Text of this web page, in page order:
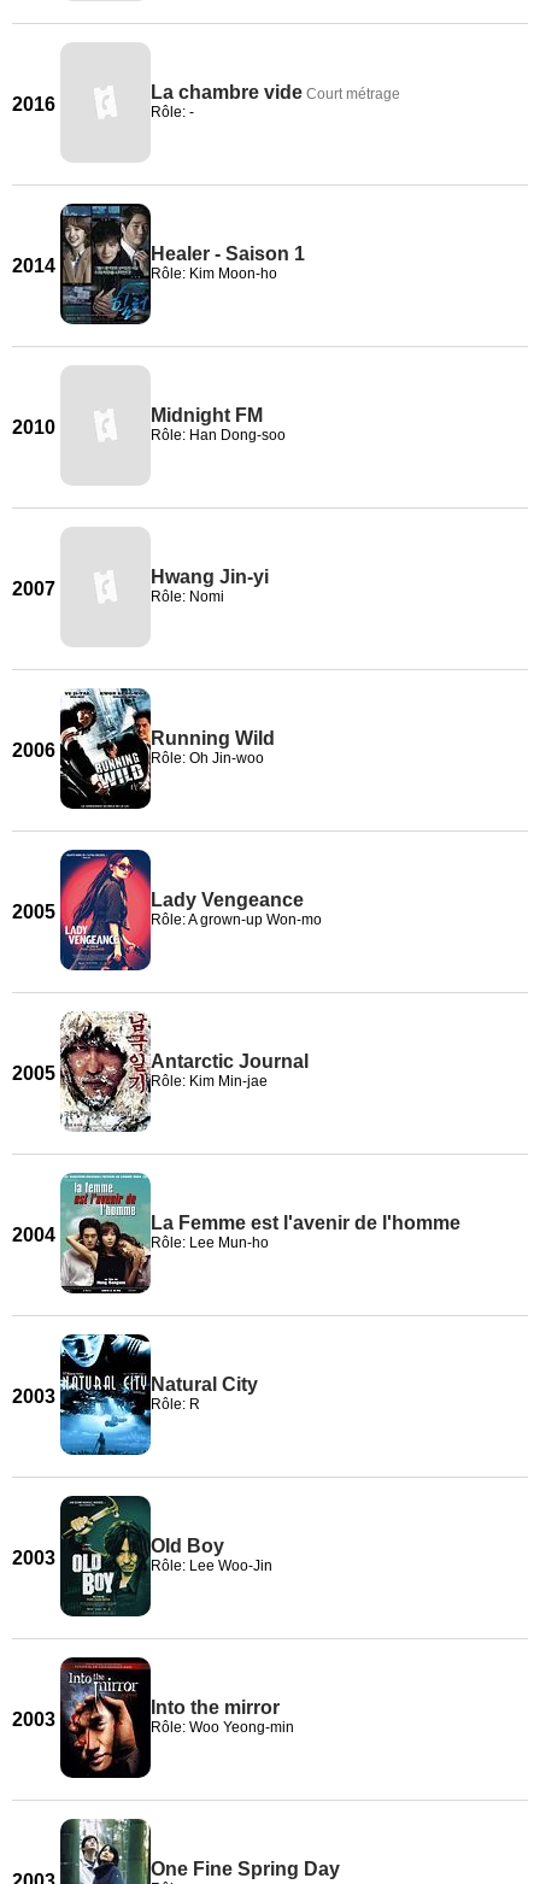
2016
La chambre vide Court métrage
Rôle: -
2014
Healer - Saison 1
Rôle: Kim Moon-ho
2010
Midnight FM
Rôle: Han Dong-soo
2007
Hwang Jin-yi
Rôle: Nomi
2006
Running Wild
Rôle: Oh Jin-woo
2005
Lady Vengeance
Rôle: A grown-up Won-mo
2005
Antarctic Journal
Rôle: Kim Min-jae
2004
La Femme est l'avenir de l'homme
Rôle: Lee Mun-ho
2003
Natural City
Rôle: R
2003
Old Boy
Rôle: Lee Woo-Jin
2003
Into the mirror
Rôle: Woo Yeong-min
One Fine Spring Day